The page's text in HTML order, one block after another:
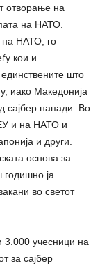
отворање на
на НАТО.
на НАТО, го
кои и
што
иако Македонија
сајбер напади. Во
ЕУ и на НАТО и
и други.
основа за
ја
во светот
3.000 учесници на
за сајбер